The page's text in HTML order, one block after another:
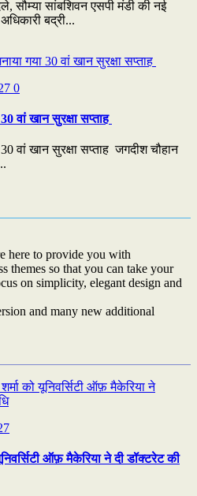
सौम्या सांबशिवन एसपी मंडी की नई
बद्री...
0
वां खान सुरक्षा सप्ताह
30 वां खान सुरक्षा सप्ताह जगदीश चौहान
here to provide you with
themes so that you can take your
on simplicity, elegant design and
and many new additional
ऑफ़ मैकेरिया ने दी डॉक्टरेट की